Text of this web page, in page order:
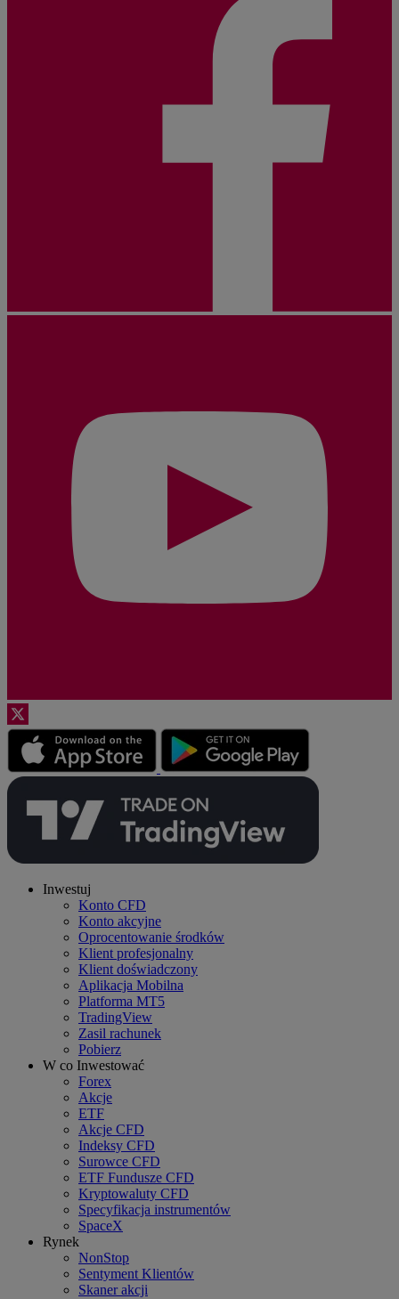
Inwestuj
Konto CFD
Konto akcyjne
Oprocentowanie środków
Klient profesjonalny
Klient doświadczony
Aplikacja Mobilna
Platforma MT5
TradingView
Zasil rachunek
Pobierz
W co Inwestować
Forex
Akcje
ETF
Akcje CFD
Indeksy CFD
Surowce CFD
ETF Fundusze CFD
Kryptowaluty CFD
Specyfikacja instrumentów
SpaceX
Rynek
NonStop
Sentyment Klientów
Skaner akcji